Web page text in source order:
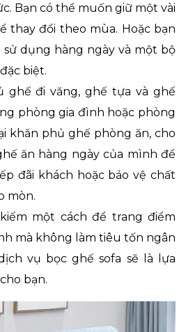
Bạn có thể muốn giữ một vài
thay đổi theo mùa. Hoặc bạn
dụng hàng ngày và một bộ
biệt.
ghế đi văng, ghế tựa và ghế
phòng gia đình hoặc phòng
khăn phủ ghế phòng ăn, cho
ăn hàng ngày của mình để
đãi khách hoặc bảo vệ chất
mòn.
một cách để trang điểm
mà không làm tiêu tốn ngân
vụ bọc ghế sofa sẽ là lựa
bạn.